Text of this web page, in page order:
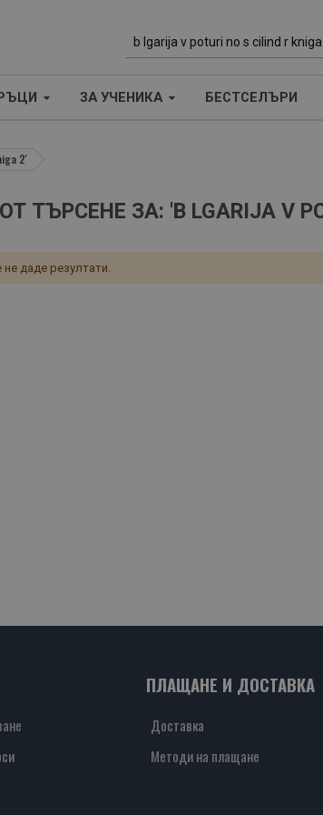
р
ЗА УЧЕНИКА БЕСТСЕЛЪРИ
2'
ТЪРСЕНЕ ЗА: 'B LGARIJA V
даде резултати.
ПЛАЩАНЕ И ДОСТАВКА
Доставка
Методи на плащане